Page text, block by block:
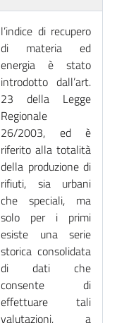
l’indice di recupero
di materia ed
energia è stato
introdotto dall’art.
23 della Legge
Regionale
26/2003, ed è
riferito alla totalità
della produzione di
rifiuti, sia urbani
che speciali, ma
solo per i primi
esiste una serie
storica consolidata
di dati che
consente di
effettuare tali
valutazioni, a